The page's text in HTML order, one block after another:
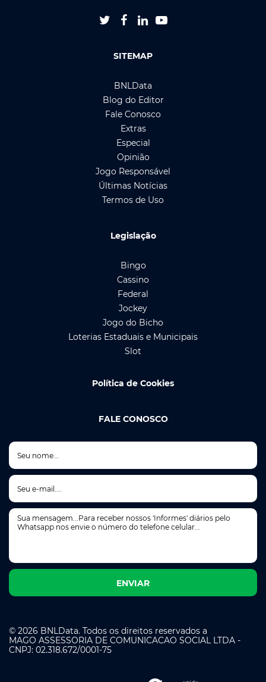
   
SITEMAP
BNLData
Blog do Editor
Fale Conosco
Extras
Especial
Opinião
Jogo Responsável
Últimas Notícias
Termos de Uso
Legislação
Bingo
Cassino
Federal
Jockey
Jogo do Bicho
Loterias Estaduais e Municipais
Slot
Política de Cookies
FALE CONOSCO
© 2026 BNLData. Todos os direitos reservados a
MAGO ASSESSORIA DE COMUNICACAO SOCIAL LTDA -
CNPJ: 02.318.672/0001-75